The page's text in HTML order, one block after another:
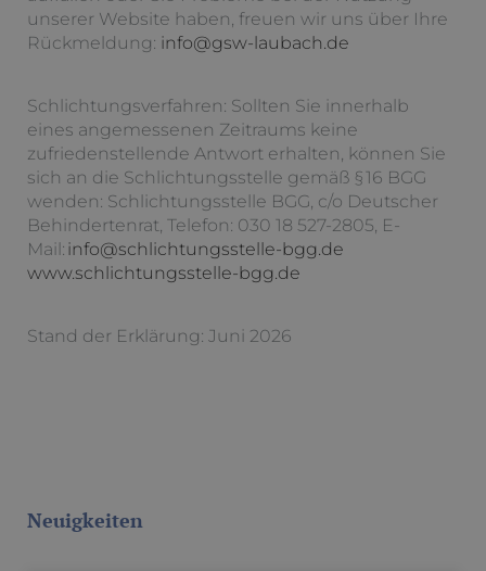
unserer Website haben, freuen wir uns über Ihre
Rückmeldung: info@gsw-laubach.de
Schlichtungsverfahren: Sollten Sie innerhalb
eines angemessenen Zeitraums keine
zufriedenstellende Antwort erhalten, können Sie
sich an die Schlichtungsstelle gemäß § 16 BGG
wenden: Schlichtungsstelle BGG, c/o Deutscher
Behindertenrat, Telefon: 030 18 527-2805, E-
Mail: info@schlichtungsstelle-bgg.de
www.schlichtungsstelle-bgg.de
Stand der Erklärung: Juni 2026
Neuigkeiten